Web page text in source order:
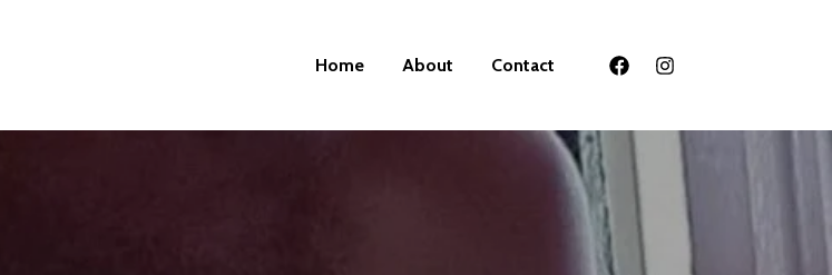
Home About Contact